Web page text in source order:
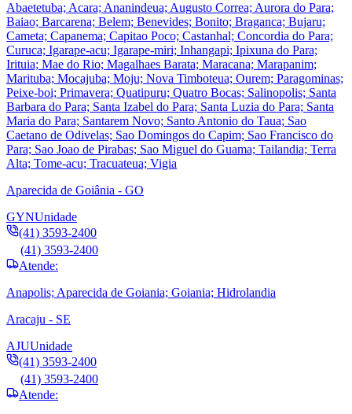
Abaetetuba; Acara; Ananindeua; Augusto Correa; Aurora do Para;
Baiao; Barcarena; Belem; Benevides; Bonito; Braganca; Bujaru;
Cameta; Capanema; Capitao Poco; Castanhal; Concordia do Para;
Curuca; Igarape-acu; Igarape-miri; Inhangapi; Ipixuna do Para;
Irituia; Mae do Rio; Magalhaes Barata; Maracana; Marapanim;
Marituba; Mocajuba; Moju; Nova Timboteua; Ourem; Paragominas;
Peixe-boi; Primavera; Quatipuru; Quatro Bocas; Salinopolis; Santa
Barbara do Para; Santa Izabel do Para; Santa Luzia do Para; Santa
Maria do Para; Santarem Novo; Santo Antonio do Taua; Sao
Caetano de Odivelas; Sao Domingos do Capim; Sao Francisco do
Para; Sao Joao de Pirabas; Sao Miguel do Guama; Tailandia; Terra
Alta; Tome-acu; Tracuateua; Vigia
Aparecida de Goiânia - GO
GYNUnidade
(41) 3593-2400
(41) 3593-2400
Atende:
Anapolis; Aparecida de Goiania; Goiania; Hidrolandia
Aracaju - SE
AJUUnidade
(41) 3593-2400
(41) 3593-2400
Atende: